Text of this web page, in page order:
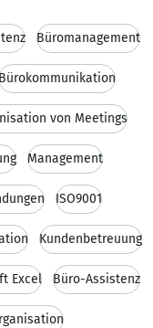
Büromanagement
von Meetings
Management
ISO9001
Kundenbetreuung
Excel Büro-Assistenz